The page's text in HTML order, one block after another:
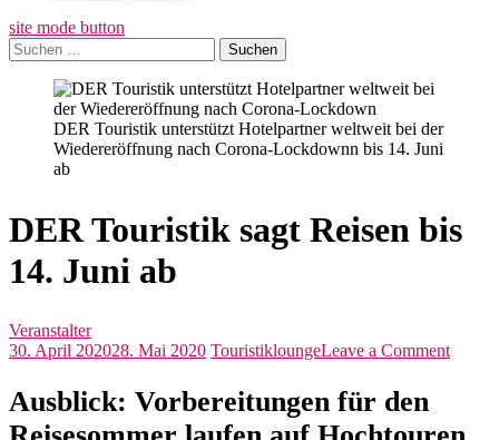
site mode button
Suchen
nach:
DER Touristik unterstützt Hotelpartner weltweit bei der
Wiedereröffnung nach Corona-Lockdownn bis 14. Juni
ab
DER Touristik sagt Reisen bis
14. Juni ab
Veranstalter
30. April 202028. Mai 2020 TouristikloungeLeave a Commenton
Reisen
Ausblick: Vorbereitungen für den